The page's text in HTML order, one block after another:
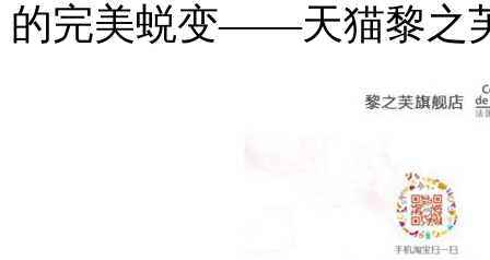
的完美蜕变——天猫黎之